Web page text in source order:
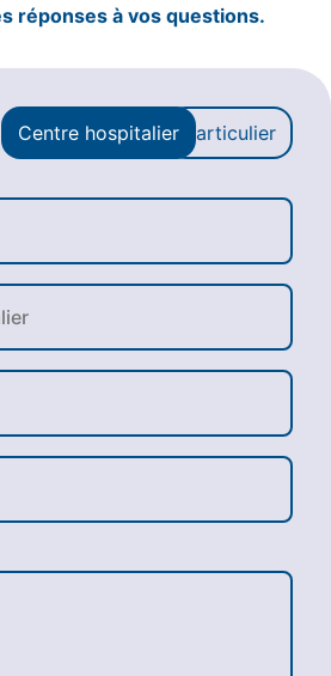
réponses à vos questions.
Centre hospitalier Particulier